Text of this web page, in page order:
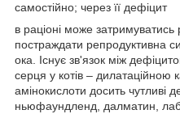
самостійно; через її дефіцит
в раціоні може затримуватись
постраждати репродуктивна
ока. Існує зв'язок між
серця у котів – дилатаційною
амінокислоти досить чутливі
ньюфаундленд, далматин,